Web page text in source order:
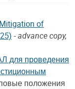
of
-advance copy,
для проведения
положения